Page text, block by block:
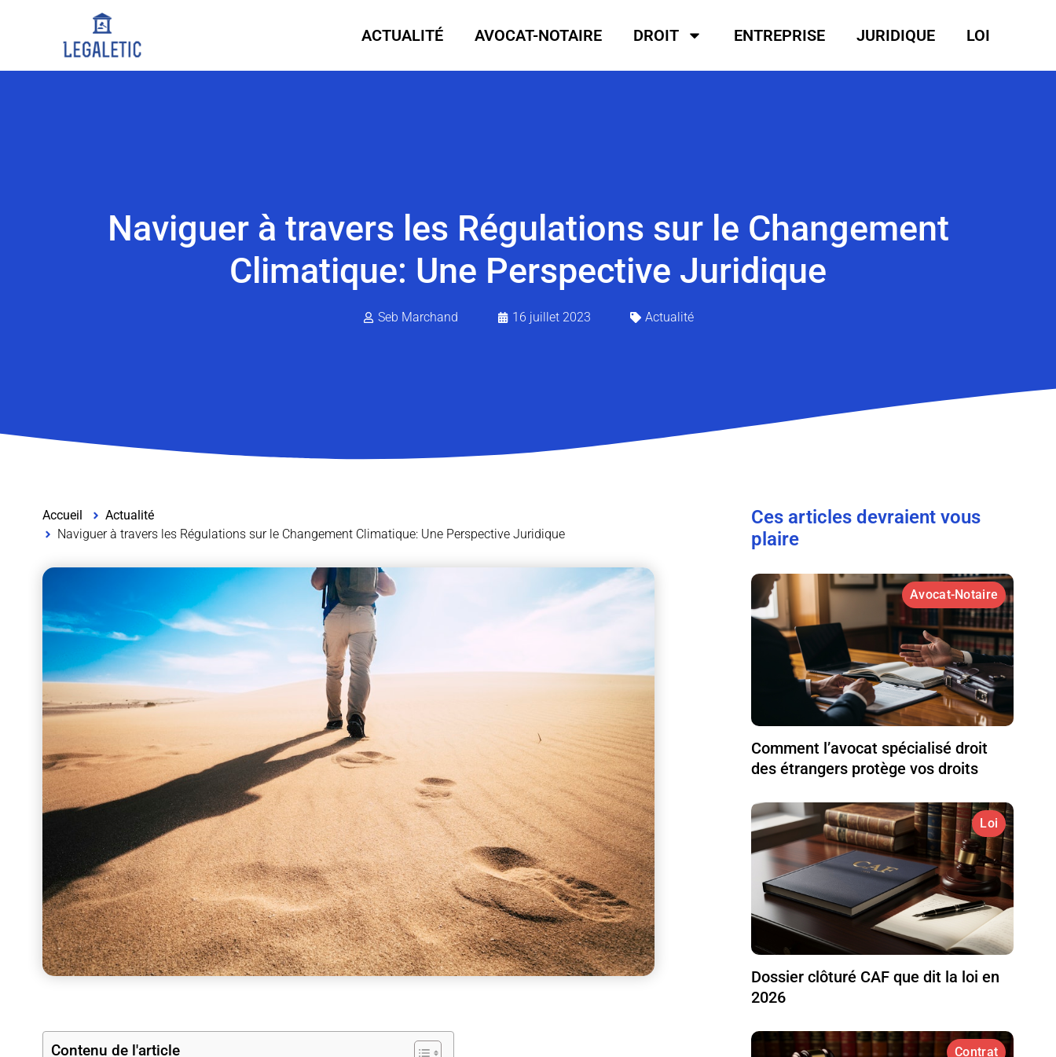
ACTUALITÉ AVOCAT-NOTAIRE DROIT ENTREPRISE JURIDIQUE LOI
Naviguer à travers les Régulations sur le Changement
Climatique: Une Perspective Juridique
Seb Marchand 16 juillet 2023 Actualité
Accueil
Actualité
Naviguer à travers les Régulations sur le Changement Climatique: Une Perspective Juridique
Contenu de l'article
Ces articles devraient vous
plaire
Avocat-Notaire
Comment l’avocat spécialisé droit
des étrangers protège vos droits
Loi
Dossier clôturé CAF que dit la loi en
2026
Contrat